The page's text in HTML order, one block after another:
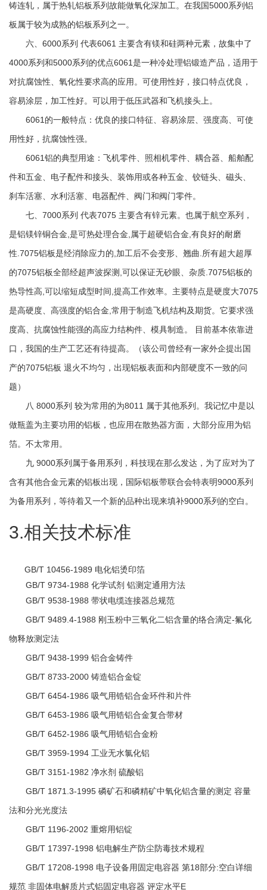
铸连轧，属于热轧铝板系列故能做氧化深加工。在我国5000系列铝
板属于较为成熟的铝板系列之一。
六、6000系列 代表6061 主要含有镁和硅两种元素，故集中了
4000系列和5000系列的优点6061是一种冷处理铝锻造产品，适用于
对抗腐蚀性、氧化性要求高的应用。可使用性好，接口特点优良，
容易涂层，加工性好。可以用于低压武器和飞机接头上。
6061的一般特点：优良的接口特征、容易涂层、强度高、可使
用性好，抗腐蚀性强。
6061铝的典型用途：飞机零件、照相机零件、耦合器、船舶配
件和五金、电子配件和接头、装饰用或各种五金、铰链头、磁头、
刹车活塞、水利活塞、电器配件、阀门和阀门零件。
七、7000系列 代表7075 主要含有锌元素。也属于航空系列，
是铝镁锌铜合金,是可热处理合金,属于超硬铝合金,有良好的耐磨
性.7075铝板是经消除应力的,加工后不会变形、翘曲.所有超大超厚
的7075铝板全部经超声波探测,可以保证无砂眼、杂质.7075铝板的
热导性高,可以缩短成型时间,提高工作效率。主要特点是硬度大7075
是高硬度、高强度的铝合金,常用于制造飞机结构及期货。它要求强
度高、抗腐蚀性能强的高应力结构件、模具制造。 目前基本依靠进
口，我国的生产工艺还有待提高。（该公司曾经有一家外企提出国
产的7075铝板 退火不均匀，出现铝板表面和内部硬度不一致的问
题）
八 8000系列 较为常用的为8011 属于其他系列。我记忆中是以
做瓶盖为主要功用的铝板，也应用在散热器方面，大部分应用为铝
箔。不太常用。
九 9000系列属于备用系列，科技现在那么发达，为了应对为了
含有其他合金元素的铝板出现，国际铝板带联合会特表明9000系列
为备用系列，等待着又一个新的品种出现来填补9000系列的空白。
3.相关技术标准
GB/T 10456-1989 电化铝烫印箔
GB/T 9734-1988 化学试剂 铝测定通用方法
GB/T 9538-1988 带状电缆连接器总规范
GB/T 9489.4-1988 刚玉粉中三氧化二铝含量的络合滴定-氟化
物释放测定法
GB/T 9438-1999 铝合金铸件
GB/T 8733-2000 铸造铝合金锭
GB/T 6454-1986 吸气用锆铝合金环件和片件
GB/T 6453-1986 吸气用锆铝合金复合带材
GB/T 6452-1986 吸气用锆铝合金粉
GB/T 3959-1994 工业无水氯化铝
GB/T 3151-1982 净水剂 硫酸铝
GB/T 1871.3-1995 磷矿石和磷精矿中氧化铝含量的测定 容量
法和分光光度法
GB/T 1196-2002 重熔用铝锭
GB/T 17397-1998 铝电解生产防尘防毒技术规程
GB/T 17208-1998 电子设备用固定电容器 第18部分:空白详细
规范 非固体电解质片式铝固定电容器 评定水平E